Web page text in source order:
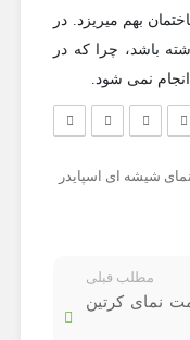
بهم میریزد. در
باشد، چرا که در
نمی شود.
شیشه ای اسپایدر
مطلب قبلی
نمای کرتین